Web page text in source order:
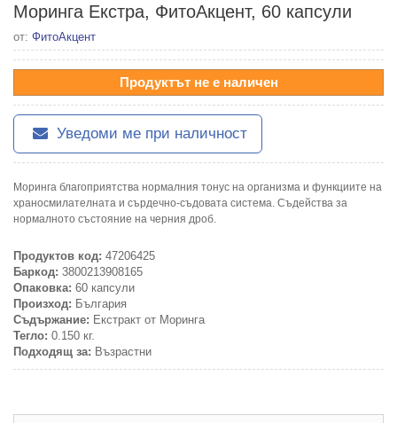
Моринга Екстра, ФитоАкцент, 60 капсули
от: ФитоАкцент
Продуктът не е наличен
Уведоми ме при наличност
Моринга благоприятства нормалния тонус на организма и функциите на
храносмилателната и сърдечно-съдовата система. Съдейства за
нормалното състояние на черния дроб.
Продуктов код: 47206425
Баркод: 3800213908165
Опаковка: 60 капсули
Произход: България
Съдържание: Екстракт от Моринга
Тегло: 0.150 кг.
Подходящ за: Възрастни